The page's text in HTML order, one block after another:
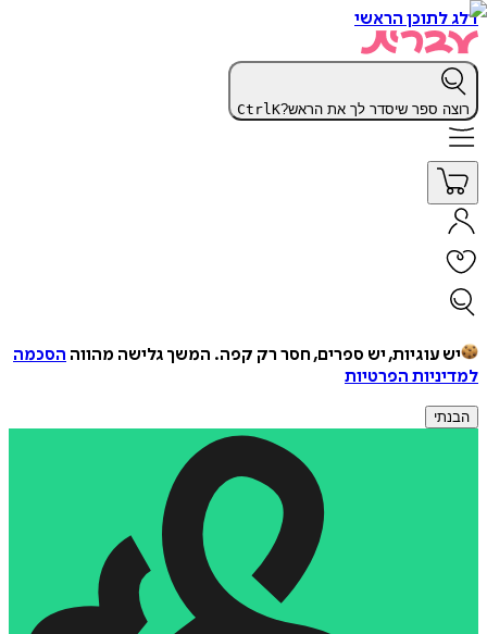
דלג לתוכן הראשי
רוצה ספר שיסדר לך את הראש? CtrlK
יש עוגיות, יש ספרים, חסר רק קפה. המשך גלישה מהווה הסכמה
למדיניות הפרטיות
הבנתי